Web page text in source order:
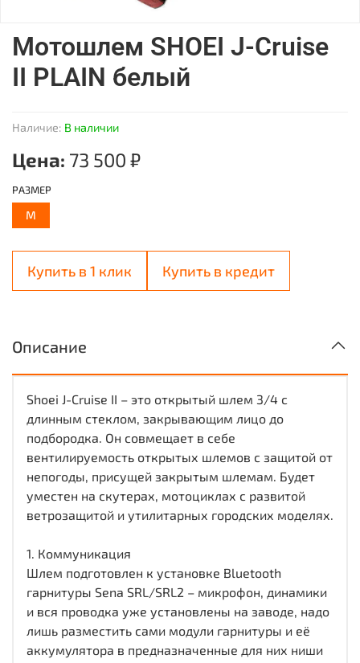
Наличие: В наличии
Мотошлем SHOEI J-Cruise
II PLAIN белый
Цена: 73 500 ₽
Купить в 1 клик Купить в кредит
РАЗМЕР
M
Описание
Shoei J-Cruise II – это открытый шлем 3/4 с
длинным стеклом, закрывающим лицо до
подбородка. Он совмещает в себе
вентилируемость открытых шлемов с защитой от
непогоды, присущей закрытым шлемам. Будет
уместен на скутерах, мотоциклах с развитой
ветрозащитой и утилитарных городских моделях.
1. Коммуникация
Шлем подготовлен к установке Bluetooth
гарнитуры Sena SRL/SRL2 – микрофон, динамики
и вся проводка уже установлены на заводе, надо
лишь разместить сами модули гарнитуры и её
аккумулятора в предназначенные для них ниши